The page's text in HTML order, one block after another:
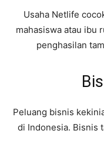
Usaha Netlife
mahasiswa atau ibu
penghasilan
Peluang bisnis
di Indonesia. Bisnis